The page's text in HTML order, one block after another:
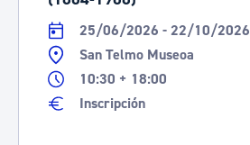
25/06/2026 - 22/10/2026
San Telmo Museoa
10:30 + 18:00
Inscripción